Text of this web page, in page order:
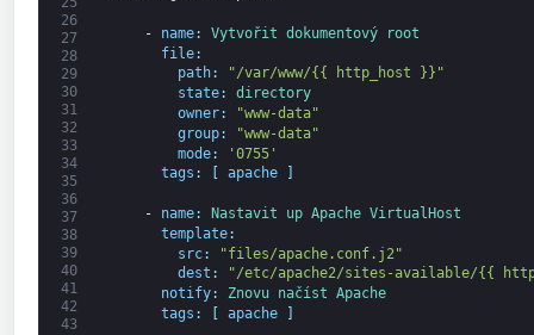
26
27
28
29
30
31
32
33
34
35
36
37
38
39
40
41
42
43
- name: Vytvořit dokumentový
root
file:
path:
"/var/www/{{ http_host }}"
state:
directory
owner:
"www-data"
group:
"www-data"
mode:
'0755'
tags : apache
- name: Nastavit up Apache VirtualHost
template:
src:
"files/apache.conf.j2"
dest :
"/etc/apache2/sites-available/{{
notify: Znovu načíst Apache
tags : apache